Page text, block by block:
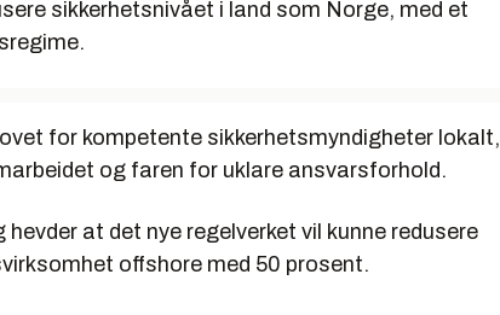
sikkerhetsnivået i land som Norge, med et
for kompetente sikkerhetsmyndigheter lokalt,
og faren for uklare ansvarsforhold.
at det nye regelverket vil kunne redusere
offshore med 50 prosent.